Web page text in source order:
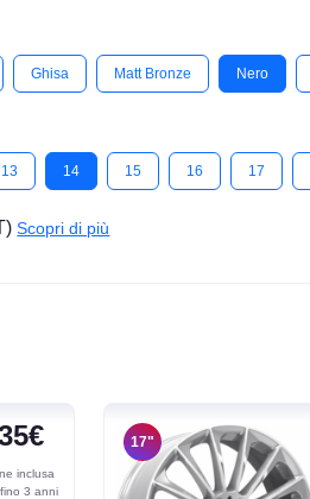
Ghisa Matt Bronze Nero
13 14 15 16 17
Scopri di più
inclusa
3 anni
17"